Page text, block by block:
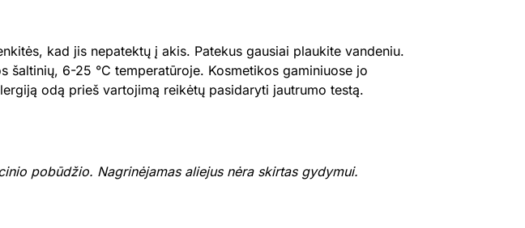
kad jis nepatektų į akis. Patekus gausiai plaukite vandeniu.
šaltinių, 6-25 °C temperatūroje. Kosmetikos gaminiuose jo
odą prieš vartojimą reikėtų pasidaryti jautrumo testą.
pobūdžio. Nagrinėjamas aliejus nėra skirtas gydymui.